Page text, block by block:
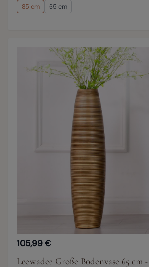
85 cm 65 cm
105,99 €
Leewadee Große Bodenvase 65 cm